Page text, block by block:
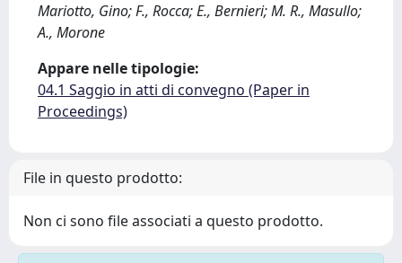
Mariotto, Gino; F., Rocca; E., Bernieri; M. R., Masullo;
A., Morone
Appare nelle tipologie:
04.1 Saggio in atti di convegno (Paper in
Proceedings)
File in questo prodotto:
Non ci sono file associati a questo prodotto.